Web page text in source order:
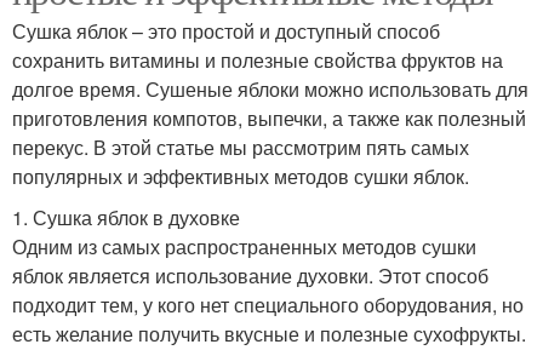
Сушка яблок – это простой и доступный способ
сохранить витамины и полезные свойства фруктов на
долгое время. Сушеные яблоки можно использовать для
приготовления компотов, выпечки, а также как полезный
перекус. В этой статье мы рассмотрим пять самых
популярных и эффективных методов сушки яблок.
1. Сушка яблок в духовке
Одним из самых распространенных методов сушки
яблок является использование духовки. Этот способ
подходит тем, у кого нет специального оборудования, но
есть желание получить вкусные и полезные сухофрукты.